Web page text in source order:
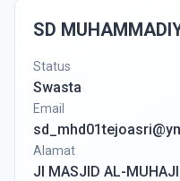
SD
Status
Swasta
Email
Alamat
Jl MASJID AL-